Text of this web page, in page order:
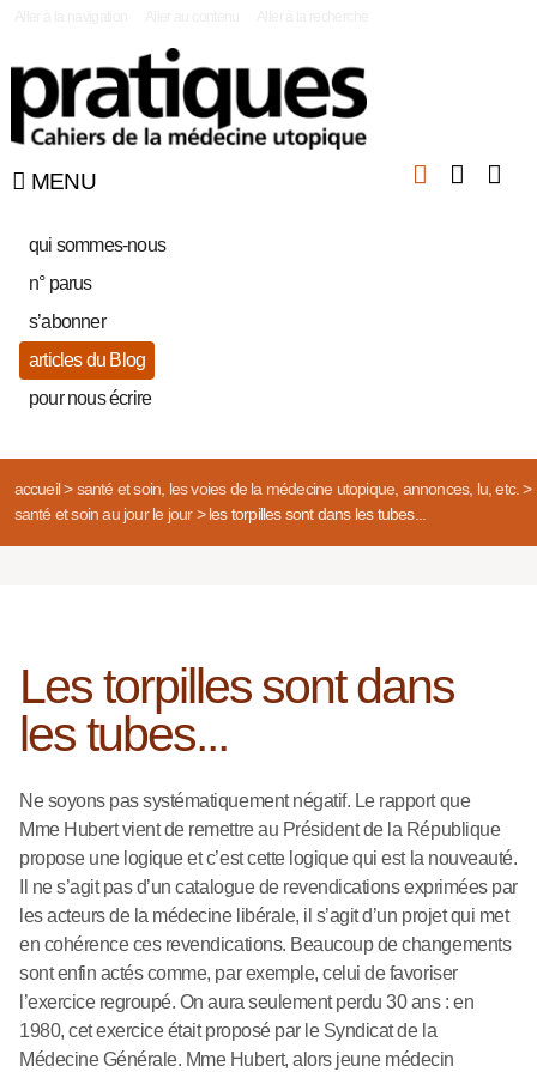
MENU
qui sommes-nous
n° parus
s’abonner
articles du Blog
pour nous écrire
accueil> santé et soin, les voies de la médecine utopique, annonces, lu, etc.>
santé et soin au jour le jour> les torpilles sont dans les tubes...
Les torpilles sont dans
les tubes...
Ne soyons pas systématiquement négatif. Le rapport que
Mme Hubert vient de remettre au Président de la République
propose une logique et c’est cette logique qui est la nouveauté.
Il ne s’agit pas d’un catalogue de revendications exprimées par
les acteurs de la médecine libérale, il s’agit d’un projet qui met
en cohérence ces revendications. Beaucoup de changements
sont enfin actés comme, par exemple, celui de favoriser
l’exercice regroupé. On aura seulement perdu 30 ans : en
1980, cet exercice était proposé par le Syndicat de la
Médecine Générale. Mme Hubert, alors jeune médecin